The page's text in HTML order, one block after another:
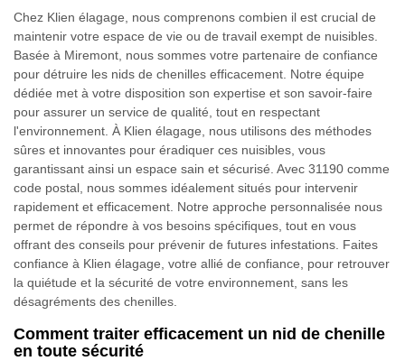
Chez Klien élagage, nous comprenons combien il est crucial de
maintenir votre espace de vie ou de travail exempt de nuisibles.
Basée à Miremont, nous sommes votre partenaire de confiance
pour détruire les nids de chenilles efficacement. Notre équipe
dédiée met à votre disposition son expertise et son savoir-faire
pour assurer un service de qualité, tout en respectant
l'environnement. À Klien élagage, nous utilisons des méthodes
sûres et innovantes pour éradiquer ces nuisibles, vous
garantissant ainsi un espace sain et sécurisé. Avec 31190 comme
code postal, nous sommes idéalement situés pour intervenir
rapidement et efficacement. Notre approche personnalisée nous
permet de répondre à vos besoins spécifiques, tout en vous
offrant des conseils pour prévenir de futures infestations. Faites
confiance à Klien élagage, votre allié de confiance, pour retrouver
la quiétude et la sécurité de votre environnement, sans les
désagréments des chenilles.
Comment traiter efficacement un nid de chenille
en toute sécurité